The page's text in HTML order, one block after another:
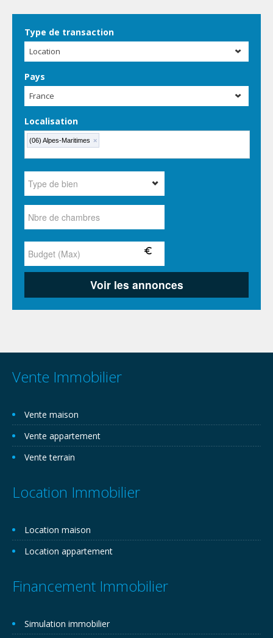
Type de transaction
Location
Pays
France
Localisation
(06) Alpes-Maritimes ×
Vente Immobilier
Vente maison
Vente appartement
Vente terrain
Location Immobilier
Location maison
Location appartement
Financement Immobilier
Simulation immobilier